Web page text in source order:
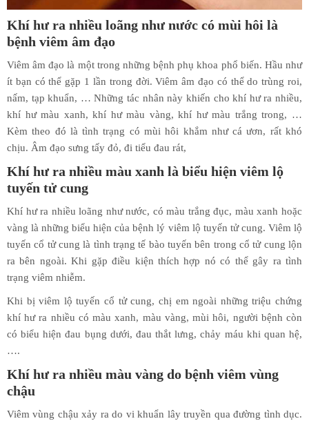
Khí hư ra nhiều loãng như nước có mùi hôi là
bệnh viêm âm đạo
Viêm âm đạo là một trong những bệnh phụ khoa phổ biến. Hầu như
ít bạn có thể gặp 1 lần trong đời. Viêm âm đạo có thể do trùng roi,
nấm, tạp khuẩn, … Những tác nhân này khiến cho khí hư ra nhiều,
khí hư màu xanh, khí hư màu vàng, khí hư màu trắng trong, …
Kèm theo đó là tình trạng có mùi hôi khắm như cá ươn, rất khó
chịu. Âm đạo sưng tấy đỏ, đi tiểu đau rát,
Khí hư ra nhiều màu xanh là biểu hiện viêm lộ
tuyến tử cung
Khí hư ra nhiều loãng như nước, có màu trắng đục, màu xanh hoặc
vàng là những biểu hiện của bệnh lý viêm lộ tuyến tử cung. Viêm lộ
tuyến cổ tử cung là tình trạng tế bào tuyến bên trong cổ tử cung lộn
ra bên ngoài. Khi gặp điều kiện thích hợp nó có thể gây ra tình
trạng viêm nhiễm.
Khi bị viêm lộ tuyến cổ tử cung, chị em ngoài những triệu chứng
khí hư ra nhiều có màu xanh, màu vàng, mùi hôi, người bệnh còn
có biểu hiện đau bụng dưới, đau thắt lưng, chảy máu khi quan hệ,
….
Khí hư ra nhiều màu vàng do bệnh viêm vùng
chậu
Viêm vùng chậu xảy ra do vi khuẩn lây truyền qua đường tình dục.